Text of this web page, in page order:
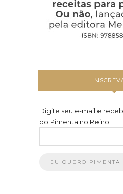
Digite seu e-mail e
do Pimenta no Reino: